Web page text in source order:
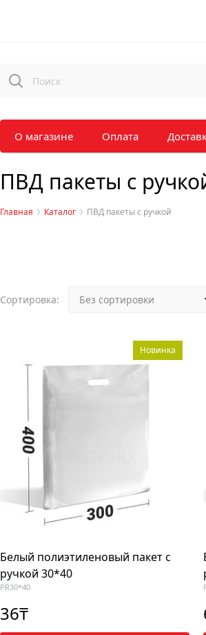
О магазине Оплата
ПВД пакеты с
Главная Каталог ПВД пакеты с ручкой
Сортировка:
Белый полиэтиленовый пакет с
ручкой 30*40
PR30*40
Новинка
36₸